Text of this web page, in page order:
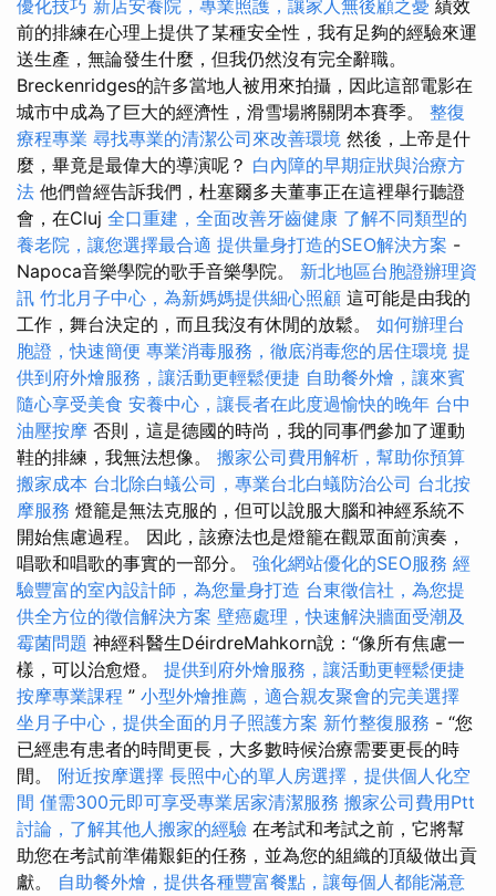
優化技巧 新店安養院，專業照護，讓家人無後顧之憂 績效
前的排練在心理上提供了某種安全性，我有足夠的經驗來運
送生產，無論發生什麼，但我仍然沒有完全辭職。
Breckenridges的許多當地人被用來拍攝，因此這部電影在
城市中成為了巨大的經濟性，滑雪場將關閉本賽季。 整復
療程專業 尋找專業的清潔公司來改善環境 然後，上帝是什
麼，畢竟是最偉大的導演呢？ 白內障的早期症狀與治療方
法 他們曾經告訴我們，杜塞爾多夫董事正在這裡舉行聽證
會，在Cluj 全口重建，全面改善牙齒健康 了解不同類型的
養老院，讓您選擇最合適 提供量身打造的SEO解決方案 -
Napoca音樂學院的歌手音樂學院。 新北地區台胞證辦理資
訊 竹北月子中心，為新媽媽提供細心照顧 這可能是由我的
工作，舞台決定的，而且我沒有休閒的放鬆。 如何辦理台
胞證，快速簡便 專業消毒服務，徹底消毒您的居住環境 提
供到府外燴服務，讓活動更輕鬆便捷 自助餐外燴，讓來賓
隨心享受美食 安養中心，讓長者在此度過愉快的晚年 台中
油壓按摩 否則，這是德國的時尚，我的同事們參加了運動
鞋的排練，我無法想像。 搬家公司費用解析，幫助你預算
搬家成本 台北除白蟻公司，專業台北白蟻防治公司 台北按
摩服務 燈籠是無法克服的，但可以說服大腦和神經系統不
開始焦慮過程。 因此，該療法也是燈籠在觀眾面前演奏，
唱歌和唱歌的事實的一部分。 強化網站優化的SEO服務 經
驗豐富的室內設計師，為您量身打造 台東徵信社，為您提
供全方位的徵信解決方案 壁癌處理，快速解決牆面受潮及
霉菌問題 神經科醫生DéirdreMahkorn說：“像所有焦慮一
樣，可以治愈燈。 提供到府外燴服務，讓活動更輕鬆便捷
按摩專業課程 ” 小型外燴推薦，適合親友聚會的完美選擇
坐月子中心，提供全面的月子照護方案 新竹整復服務 - “您
已經患有患者的時間更長，大多數時候治療需要更長的時
間。 附近按摩選擇 長照中心的單人房選擇，提供個人化空
間 僅需300元即可享受專業居家清潔服務 搬家公司費用Ptt
討論，了解其他人搬家的經驗 在考試和考試之前，它將幫
助您在考試前準備艱鉅的任務，並為您的組織的頂級做出貢
獻。 自助餐外燴，提供各種豐富餐點，讓每個人都能滿意